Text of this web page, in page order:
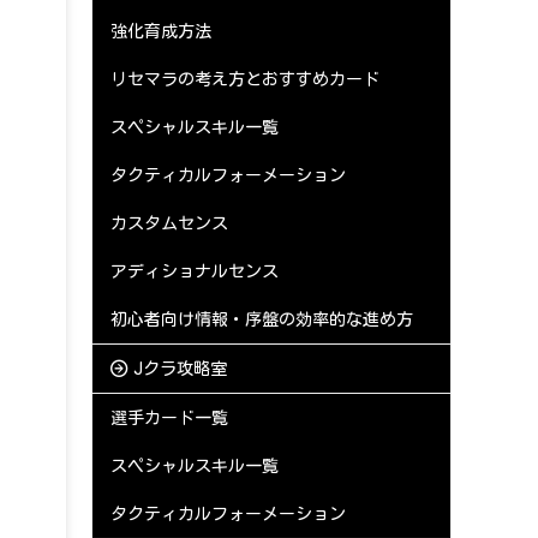
強化育成方法
リセマラの考え方とおすすめカード
スペシャルスキル一覧
タクティカルフォーメーション
カスタムセンス
アディショナルセンス
初心者向け情報・序盤の効率的な進め方
Jクラ攻略室
選手カード一覧
スペシャルスキル一覧
タクティカルフォーメーション